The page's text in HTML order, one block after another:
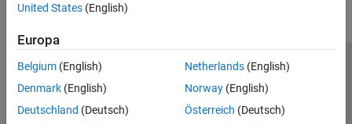
United States (English)
Europa
Belgium (English)
Denmark (English)
Deutschland (Deutsch)
Netherlands(English)
Norway(English)
Österreich (Deutsch)
Centro de confianza
Marcas comerciales
Política de privacidad
Antipiratería
Estado de las aplicaciones
Información de contacto